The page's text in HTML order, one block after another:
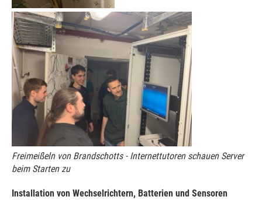
Freimeißeln von Brandschotts - Internettutoren schauen Server
beim Starten zu
Installation von Wechselrichtern, Batterien und Sensoren